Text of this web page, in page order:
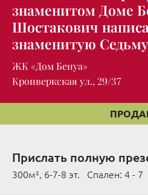
знаменитом Доме
Шостакович
знаменитую
ЖК «Дом Бенуа»
Кронверкская ул., 29/37
Прислать полную
300м², 6-7-8 эт. Cпален: 4 - 7